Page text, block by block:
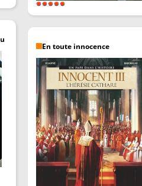
En toute innocence